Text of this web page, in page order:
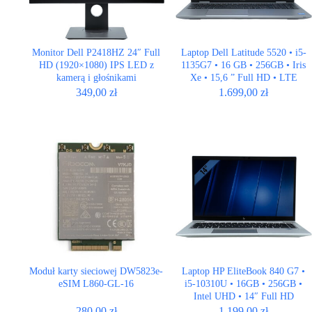
Monitor Dell P2418HZ 24″ Full
HD (1920×1080) IPS LED z
kamerą i głośnikami
349,00 zł
Laptop Dell Latitude 5520 • i5-
1135G7 • 16 GB • 256GB • Iris
Xe • 15,6 ” Full HD • LTE
1.699,00zł
Moduł karty sieciowej DW5823e-
eSIM L860-GL-16
Laptop HP EliteBook 840 G7 •
i5-10310U • 16GB • 256GB •
Intel UHD • 14″ Full HD